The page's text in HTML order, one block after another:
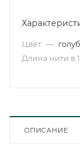
Цвет —
Длина нити в
ОПИСАНИЕ